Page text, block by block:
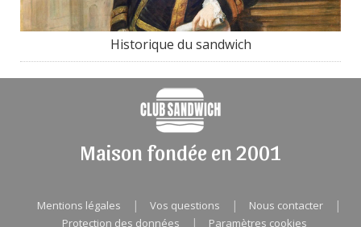
Historique du sandwich
Maison fondée en 2001
Mentions légales | Vos questions | Nous contacter |
Protection des données | Paramètres cookies